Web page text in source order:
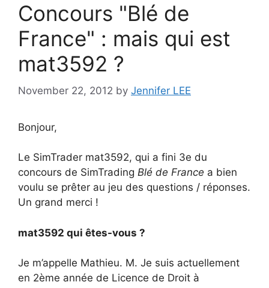
Concours "Blé de
France" : mais qui est
mat3592 ?
November 22, 2012 by Jennifer LEE
Bonjour,
Le SimTrader mat3592, qui a fini 3e du
concours de SimTrading Blé de France a bien
voulu se prêter au jeu des questions / réponses.
Un grand merci !
mat3592 qui êtes-vous ?
Je m’appelle Mathieu. M. Je suis actuellement
en 2ème année de Licence de Droit à